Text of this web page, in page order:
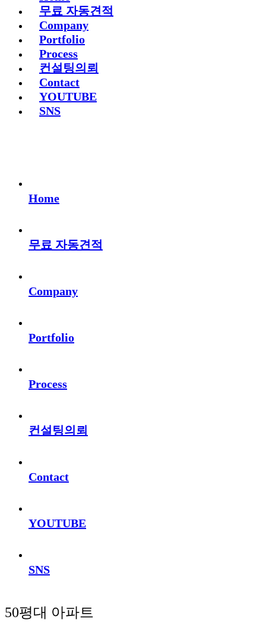
무료 자동견적
Company
Portfolio
Process
컨설팅의뢰
Contact
YOUTUBE
SNS
Home
무료 자동견적
Company
Portfolio
Process
컨설팅의뢰
Contact
YOUTUBE
SNS
50평대 아파트